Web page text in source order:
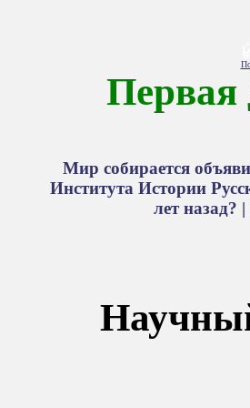
Первая
Мир собирается
Института Истории
лет назад? |